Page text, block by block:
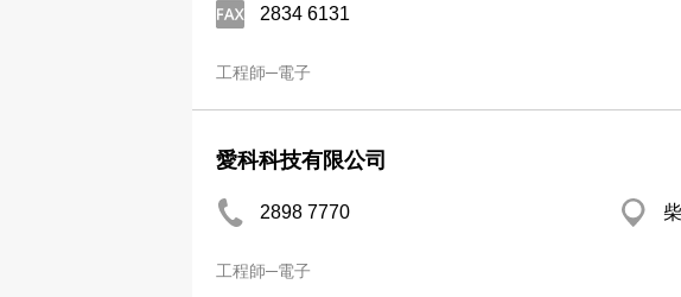
2834 6131
工程師─電子
愛科科技有限公司
2898 7770
工程師─電子